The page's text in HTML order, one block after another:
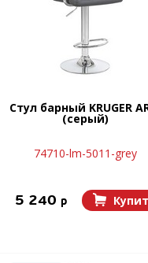
Стул барный KRUGER
(серый)
74710-lm-5011-grey
5 240 p